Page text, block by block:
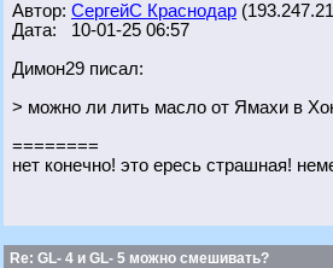
Автор: СергейС Краснодар
Дата: 10-01-25 06:57
Димон29 писал:
> можно ли лить масло от Ямахи в
========
нет конечно! это ересь страшная!
Re: GL- 4 и GL- 5 можно смешивать?